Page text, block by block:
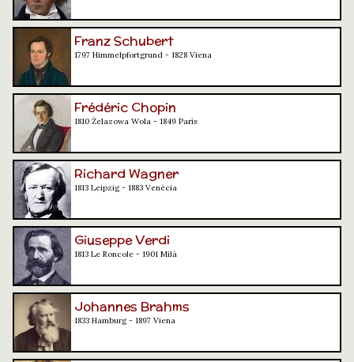
Franz Schubert
1797 Himmelpfortgrund - 1828 Viena
Frédéric Chopin
1810 Żelazowa Wola - 1849 París
Richard Wagner
1813 Leipzig - 1883 Venècia
Giuseppe Verdi
1813 Le Roncole - 1901 Milà
Johannes Brahms
1833 Hamburg - 1897 Viena